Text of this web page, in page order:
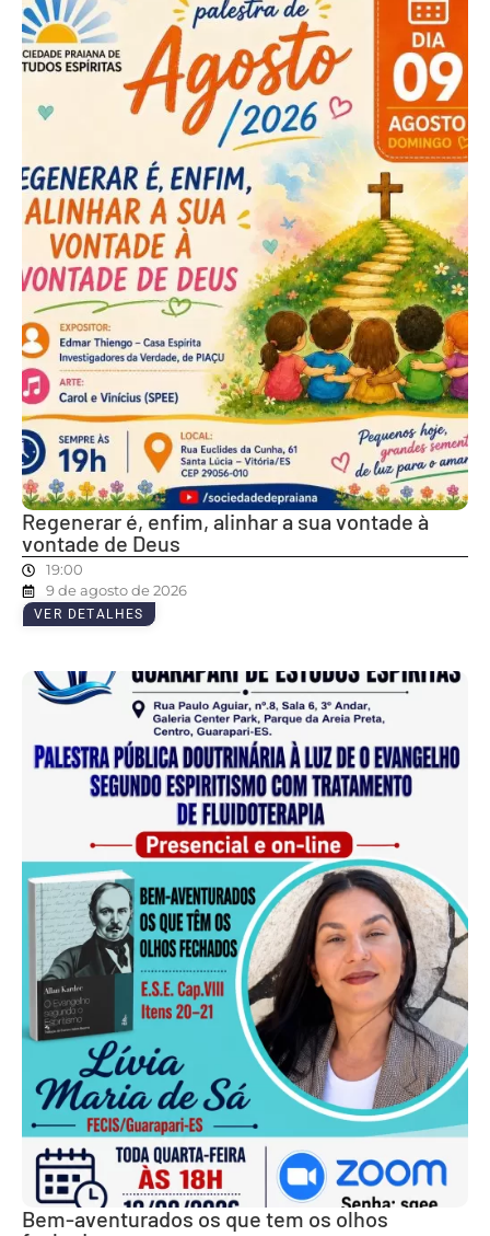
Regenerar é, enfim, alinhar a sua vontade à
vontade de Deus
19:00
9 de agosto de 2026
VER DETALHES
Bem-aventurados os que tem os olhos